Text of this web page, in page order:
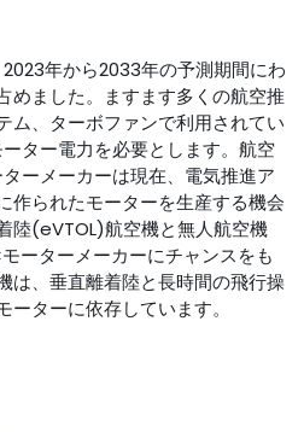
年から2033年の予測期間にわ
めました。ますます多くの航空推
ム、ターボファンで利用されてい
ター電力を必要とします。航空
ーメーカーは現在、電気推進ア
作られたモーターを生産する機会
陸(eVTOL)航空機と無人航空機
ーターメーカーにチャンスをも
は、垂直離着陸と長時間の飛行操
ターに依存しています。